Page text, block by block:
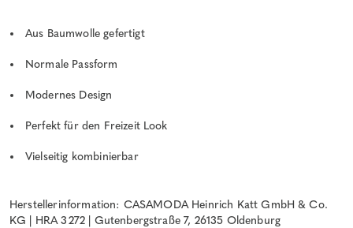
Aus Baumwolle gefertigt
Normale Passform
Modernes Design
Perfekt für den Freizeit Look
Vielseitig kombinierbar
Herstellerinformation: CASAMODA Heinrich Katt GmbH & Co.
KG | HRA 3272 | Gutenbergstraße 7, 26135 Oldenburg